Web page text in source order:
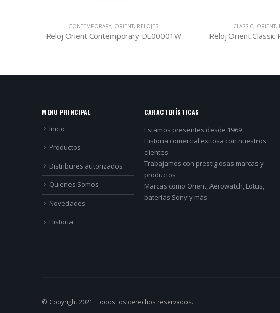
,ORIENT,RELOJES
Reloj Orient Contemporary DE00001W
,RELOJES
Reloj Orient Classic RE-HH0001S
MENU PRINCIPAL
Inicio
Productos
Distribures autorizados
Quienes Somos
Novedades
Historia
CARACTERÍSTICAS
Estamos presentes desde 1969
Historia comercial exitosa con nuestros
clientes
Trabajamos con prestigiosas marcas y
productos
Marcas como Orient, Aerowatch, Lotus,
baterías Sony y más
© Copyright 2021. Todos los derechos reservados.